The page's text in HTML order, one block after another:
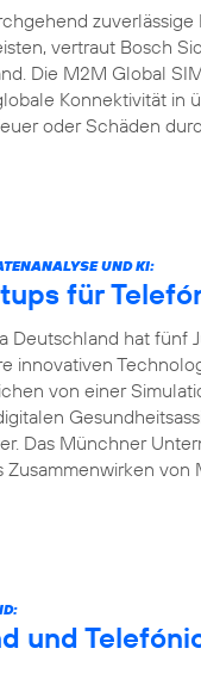
vertraut Bosch
Die M2M Global
Konnektivität in
oder Schäden
UND KI:
für
Deutschland hat fünf
innovativen
von einer
Das Münchner
Zusammenwirken
und